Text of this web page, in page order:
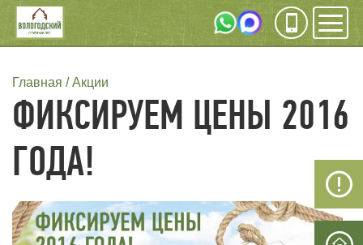
Инфо
СТРОКА
НАВИГАЦИИ
Главная Акции
ФИКСИРУЕМ ЦЕНЫ 2016
ГОДА!